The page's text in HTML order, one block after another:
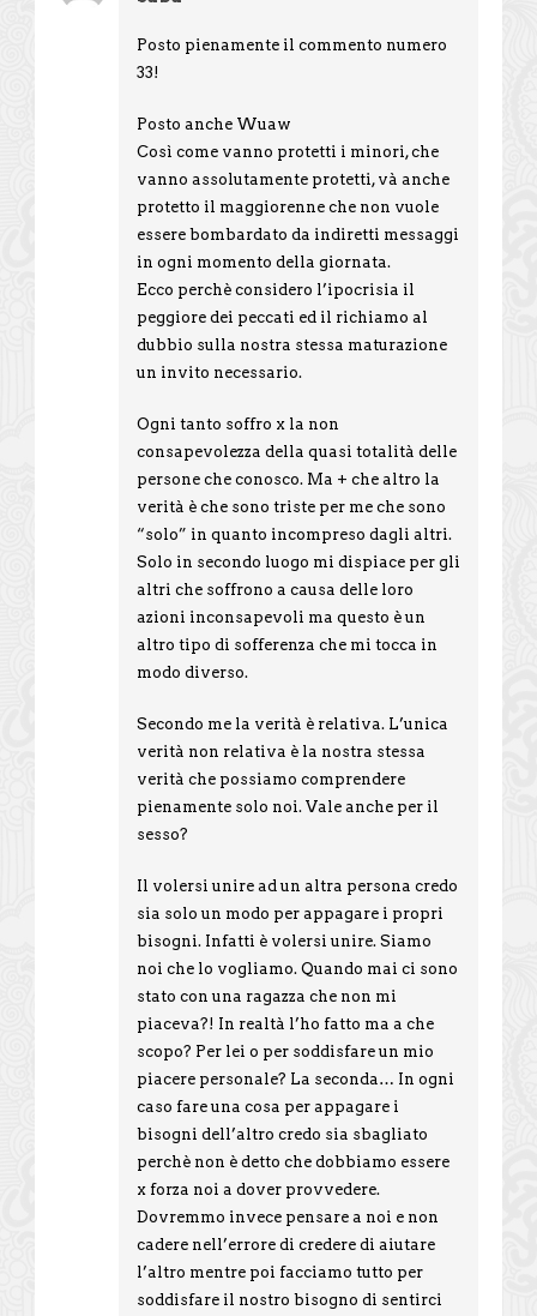
Posto pienamente il commento numero
33!
Posto anche Wuaw
Così come vanno protetti i minori, che
vanno assolutamente protetti, và anche
protetto il maggiorenne che non vuole
essere bombardato da indiretti messaggi
in ogni momento della giornata.
Ecco perchè considero l’ipocrisia il
peggiore dei peccati ed il richiamo al
dubbio sulla nostra stessa maturazione
un invito necessario.
Ogni tanto soffro x la non
consapevolezza della quasi totalità delle
persone che conosco. Ma + che altro la
verità è che sono triste per me che sono
“solo” in quanto incompreso dagli altri.
Solo in secondo luogo mi dispiace per gli
altri che soffrono a causa delle loro
azioni inconsapevoli ma questo è un
altro tipo di sofferenza che mi tocca in
modo diverso.
Secondo me la verità è relativa. L’unica
verità non relativa è la nostra stessa
verità che possiamo comprendere
pienamente solo noi. Vale anche per il
sesso?
Il volersi unire ad un altra persona credo
sia solo un modo per appagare i propri
bisogni. Infatti è volersi unire. Siamo
noi che lo vogliamo. Quando mai ci sono
stato con una ragazza che non mi
piaceva?! In realtà l’ho fatto ma a che
scopo? Per lei o per soddisfare un mio
piacere personale? La seconda… In ogni
caso fare una cosa per appagare i
bisogni dell’altro credo sia sbagliato
perchè non è detto che dobbiamo essere
x forza noi a dover provvedere.
Dovremmo invece pensare a noi e non
cadere nell’errore di credere di aiutare
l’altro mentre poi facciamo tutto per
soddisfare il nostro bisogno di sentirci